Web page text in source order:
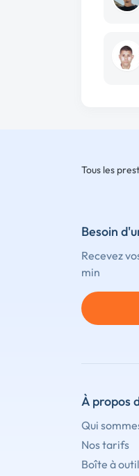
Tous les
Besoin
Recevez
min
À propos
Qui
Nos tarifs
Boîte à